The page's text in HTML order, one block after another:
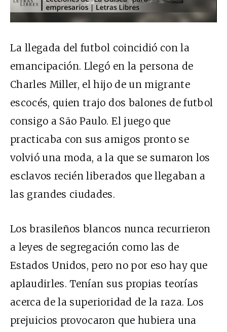
La llegada del futbol coincidió con la
emancipación. Llegó en la persona de
Charles Miller, el hijo de un migrante
escocés, quien trajo dos balones de futbol
consigo a São Paulo. El juego que
practicaba con sus amigos pronto se
volvió una moda, a la que se sumaron los
esclavos recién liberados que llegaban a
las grandes ciudades.
Los brasileños blancos nunca recurrieron
a leyes de segregación como las de
Estados Unidos, pero no por eso hay que
aplaudirles. Tenían sus propias teorías
acerca de la superioridad de la raza. Los
prejuicios provocaron que hubiera una